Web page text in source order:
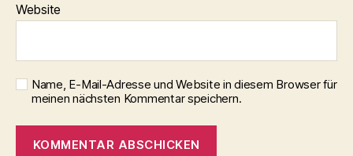
Website
Name, E-Mail-Adresse und Website in diesem Browser für
meinen nächsten Kommentar speichern.